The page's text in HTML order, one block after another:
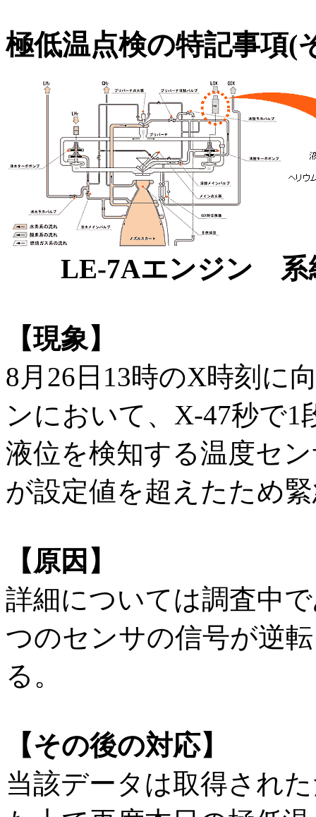
極低温点検の特記事項(
LE-7Aエンジン 系
【現象】
8月26日13時のX時刻に
ンにおいて、X-47秒で1
液位を検知する温度セ
が設定値を超えたため
【原因】
詳細については調査中
つのセンサの信号が逆
る。
【その後の対応】
当該データは取得され